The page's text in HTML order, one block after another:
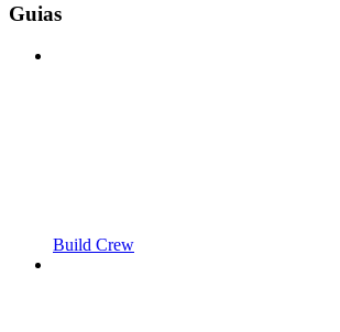
Guias
Build Crew